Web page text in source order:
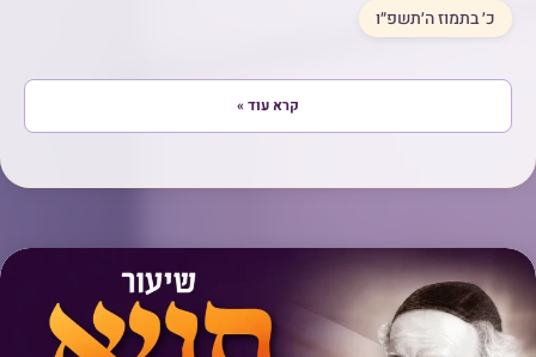
כ׳ בתמוז ה׳תשפ״ו
קרא עוד »